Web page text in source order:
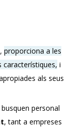
proporciona a les
característiques, i
als seus
personal
, tant a empreses